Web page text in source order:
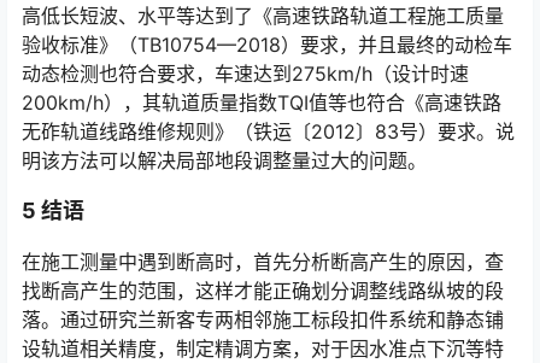
高低长短波、水平等达到了《高速铁路轨道工程施工质量
验收标准》（TB10754—2018）要求，并且最终的动检车
动态检测也符合要求，车速达到275km/h（设计时速
200km/h），其轨道质量指数TQI值等也符合《高速铁路
无砟轨道线路维修规则》（铁运〔2012〕83号）要求。说
明该方法可以解决局部地段调整量过大的问题。󠅅󠅃󠄵󠅂󠄪󠇖󠆨󠆨󠇕󠆞󠆒󠅬󠇘󠆭󠆘󠇙󠆝󠅵󠇗󠆭󠆁󠄐󠇗󠅹󠅸󠇖󠆍󠅳󠇖󠅹󠅰󠇖󠆌󠅹
5 结语
在施工测量中遇到断高时，首先分析断高产生的原因，查
找断高产生的范围，这样才能正确划分调整线路纵坡的段
落。通过研究兰新客专两相邻施工标段扣件系统和静态铺
设轨道相关精度，制定精调方案，对于因水准点下沉等特